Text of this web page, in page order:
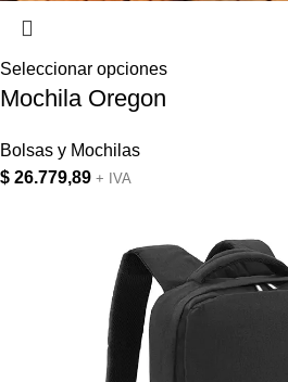
Seleccionar opciones
Mochila Oregon
Bolsas y Mochilas
$ 26.779,89 + IVA